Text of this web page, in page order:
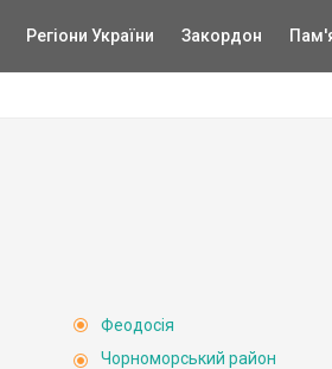
Регіони України Закордон
Феодосія
Чорноморський район